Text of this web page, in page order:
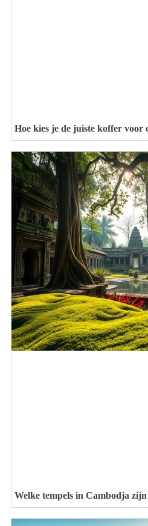
Hoe kies je de juiste koffer voor
Welke tempels in Cambodja